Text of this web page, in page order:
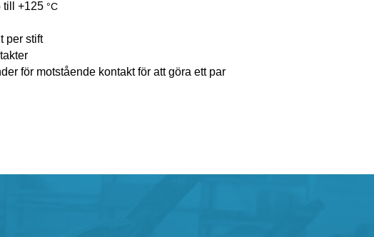
till +125 °C
per stift
för motstående kontakt för att göra ett par